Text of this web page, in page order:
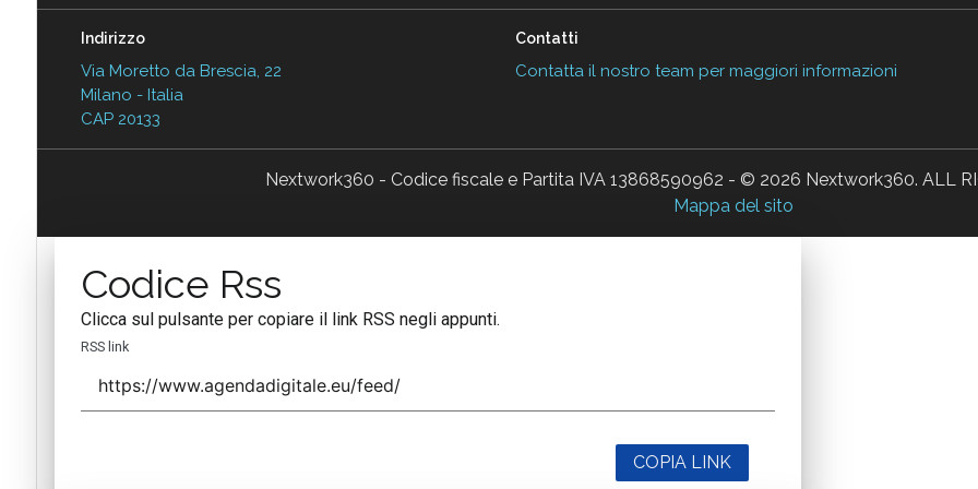
Indirizzo
Via Moretto da Brescia, 22
Milano - Italia
CAP 20133
Contatti
Contatta il nostro team per maggiori informazioni
Nextwork360 - Codice fiscale e Partita IVA 13868590962 - © 2026 Nextwork360. ALL
Mappa del sito
Codice Rss
Clicca sul pulsante per copiare il link RSS negli appunti.
RSS link
COPIA LINK